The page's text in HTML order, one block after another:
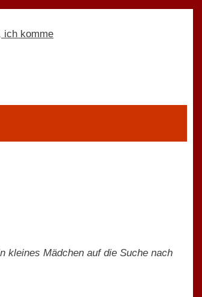
kleines Mädchen auf die Suche nach